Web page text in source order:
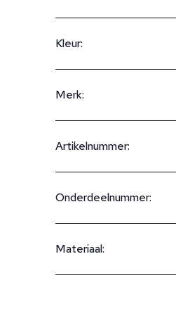
Kleur:
Merk:
Artikelnummer:
Onderdeelnummer:
Materiaal: